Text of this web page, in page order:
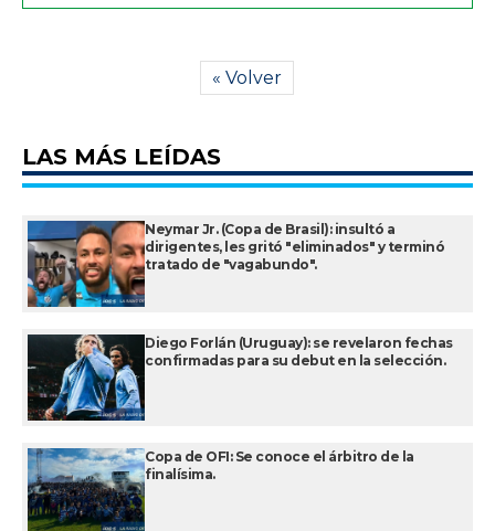
« Volver
LAS MÁS LEÍDAS
Neymar Jr. (Copa de Brasil): insultó a
dirigentes, les gritó "eliminados" y terminó
tratado de "vagabundo".
Diego Forlán (Uruguay): se revelaron fechas
confirmadas para su debut en la selección.
Copa de OFI: Se conoce el árbitro de la
finalísima.